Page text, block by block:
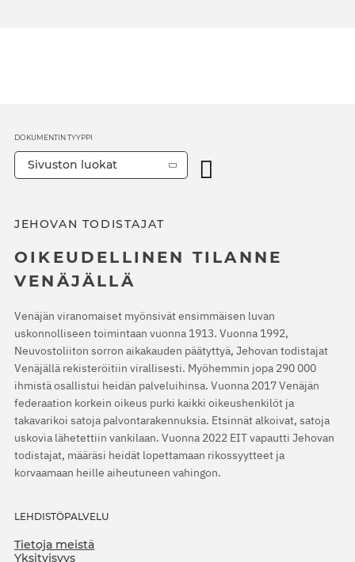
JEHOVAN TODISTAJAT
OIKEUDELLINEN TILANNE
VENÄJÄLLÄ
Venäjän viranomaiset myönsivät ensimmäisen luvan
uskonnolliseen toimintaan vuonna 1913. Vuonna 1992,
Neuvostoliiton sorron aikakauden päätyttyä, Jehovan todistajat
Venäjällä rekisteröitiin virallisesti. Myöhemmin jopa 290 000
ihmistä osallistui heidän palveluihinsa. Vuonna 2017 Venäjän
federaation korkein oikeus purki kaikki oikeushenkilöt ja
takavarikoi satoja palvontarakennuksia. Etsinnät alkoivat, satoja
uskovia lähetettiin vankilaan. Vuonna 2022 EIT vapautti Jehovan
todistajat, määräsi heidät lopettamaan rikossyytteet ja
korvaamaan heille aiheutuneen vahingon.
LEHDISTÖPALVELU
Tietoja meistä
Yksityisyys
DOKUMENTIN TYYPPI
Sivuston luokat